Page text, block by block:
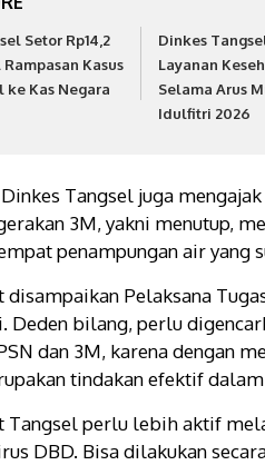
Setor Rp14,2
Kasus
ke Kas Negara
Dinkes
Layanan
Selama Arus
Idulfitri 2026
Tangsel juga
3M, yakni menutup,
penampungan air yang
Pelaksana
Deden bilang, perlu
dan 3M, karena dengan
tindakan efektif
Tangsel perlu lebih aktif
DBD. Bisa dilakukan